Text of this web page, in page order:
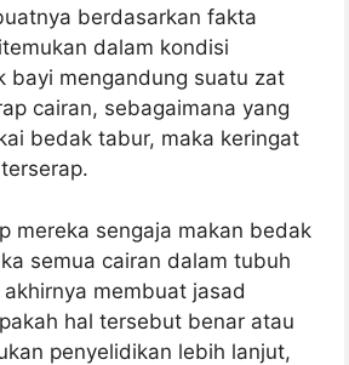
berdasarkan fakta
dalam kondisi
bayi mengandung suatu zat
cairan, sebagaimana yang
bedak tabur, maka keringat
mereka sengaja makan bedak
semua cairan dalam tubuh
membuat jasad
hal tersebut benar atau
penyelidikan lebih lanjut,